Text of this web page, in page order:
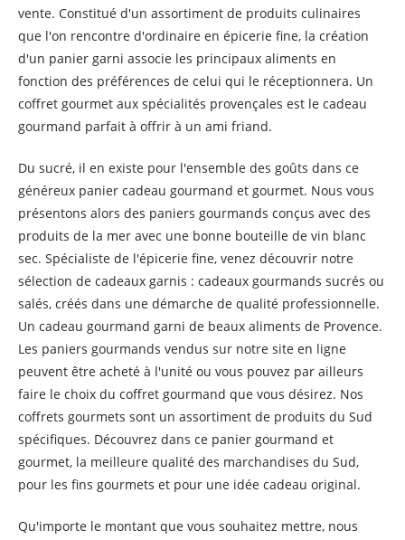
vente. Constitué d'un assortiment de produits culinaires
que l'on rencontre d'ordinaire en épicerie fine, la création
d'un panier garni associe les principaux aliments en
fonction des préférences de celui qui le réceptionnera. Un
coffret gourmet aux spécialités provençales est le cadeau
gourmand parfait à offrir à un ami friand.
Du sucré, il en existe pour l'ensemble des goûts dans ce
généreux panier cadeau gourmand et gourmet. Nous vous
présentons alors des paniers gourmands conçus avec des
produits de la mer avec une bonne bouteille de vin blanc
sec. Spécialiste de l'épicerie fine, venez découvrir notre
sélection de cadeaux garnis : cadeaux gourmands sucrés ou
salés, créés dans une démarche de qualité professionnelle.
Un cadeau gourmand garni de beaux aliments de Provence.
Les paniers gourmands vendus sur notre site en ligne
peuvent être acheté à l'unité ou vous pouvez par ailleurs
faire le choix du coffret gourmand que vous désirez. Nos
coffrets gourmets sont un assortiment de produits du Sud
spécifiques. Découvrez dans ce panier gourmand et
gourmet, la meilleure qualité des marchandises du Sud,
pour les fins gourmets et pour une idée cadeau original.
Qu'importe le montant que vous souhaitez mettre, nous